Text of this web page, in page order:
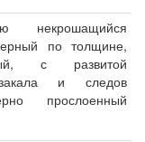
некрошащийся
по толщине,
с развитой
и следов
прослоенный